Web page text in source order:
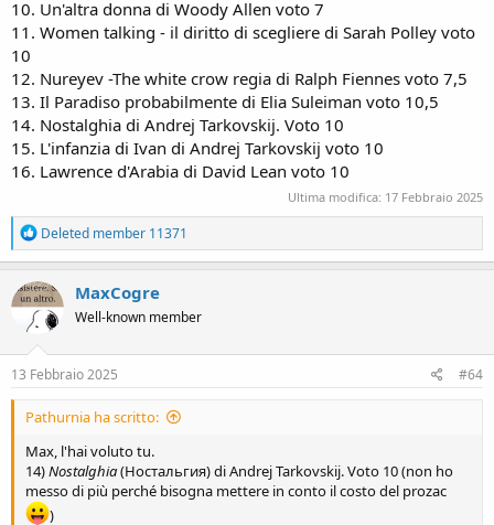
10. Un'altra donna di Woody Allen voto 7
11. Women talking - il diritto di scegliere di Sarah Polley voto
10
12. Nureyev -The white crow regia di Ralph Fiennes voto 7,5
13. Il Paradiso probabilmente di Elia Suleiman voto 10,5
14. Nostalghia di Andrej Tarkovskij. Voto 10
15. L'infanzia di Ivan di Andrej Tarkovskij voto 10
16. Lawrence d'Arabia di David Lean voto 10
Ultima modifica: 17 Febbraio 2025
R
e
a
c
t
n
s
Deleted member 11371
MaxCogre
Well-known member
13 Febbraio 2025 #64
Pathurnia ha scritto:
Max, l'hai voluto tu.
14)Nostalghia(Ностальгия) di Andrej Tarkovskij. Voto 10 (non ho
messo di più perché bisogna mettere in conto il costo del prozac
)